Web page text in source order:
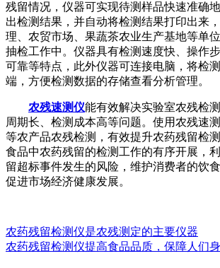
残留情况，仪器可实现待测样品快速准确
出检测结果，并自动将检测结果打印出来
理、农贸市场、果蔬茶农业生产基地等单
抽检工作中。仪器具有检测速度快、操作
可靠等特点，此外仪器可连接电脑，将检
端，方便检测数据的存储查看分析管理。
农残速测仪能有效解决实验室农残检
周期长、检测成本高等问题。使用农残速
等农产品农残检测，有效提升农药残留检
食品中农药残留的检测工作的有序开展，
留超标事件发生的风险，维护消费者的饮
促进市场经济健康发展。
农药残留检测仪是农残测定的主要仪器
农药残留检测仪提高食品品质，保障人们